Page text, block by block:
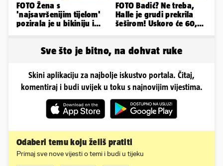
FOTO Žena s
'najsavršenijim tijelom'
pozirala je u bikiniju i
FOTO Badić? Ne treba,
Halle je grudi prekrila
šeširom! Uskoro će 60,
Sve što je bitno, na dohvat ruke
Skini aplikaciju za najbolje iskustvo portala. Čitaj,
komentiraj i budi uvijek u toku s najnovijim vijestima.
Odaberi temu koju želiš pratiti
Primaj sve nove vijesti o temi i budi u tijeku